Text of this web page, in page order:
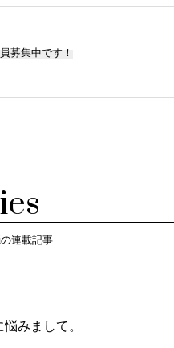
募集中です！
連載記事
みまして。